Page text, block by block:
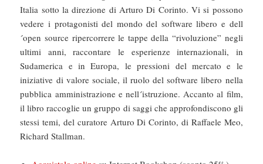
Italia sotto la direzione di Arturo Di Corinto. Vi si possono
vedere i protagonisti del mondo del software libero e dell
´open source ripercorrere le tappe della “rivoluzione” negli
ultimi anni, raccontare le esperienze internazionali, in
Sudamerica e in Europa, le pressioni del mercato e le
iniziative di valore sociale, il ruolo del software libero nella
pubblica amministrazione e nell´istruzione. Accanto al film,
il libro raccoglie un gruppo di saggi che approfondiscono gli
stessi temi, del curatore Arturo Di Corinto, di Raffaele Meo,
Richard Stallman.